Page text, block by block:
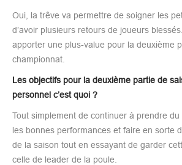
Oui, la trêve va permettre de soigner les
d’avoir plusieurs retours de joueurs
apporter une plus-value pour la deuxième
championnat.
Les objectifs pour la deuxième partie de
personnel c’est quoi ?
Tout simplement de continuer à prendre du
les bonnes performances et faire en sorte
de la saison tout en essayant de garder
celle de leader de la poule.